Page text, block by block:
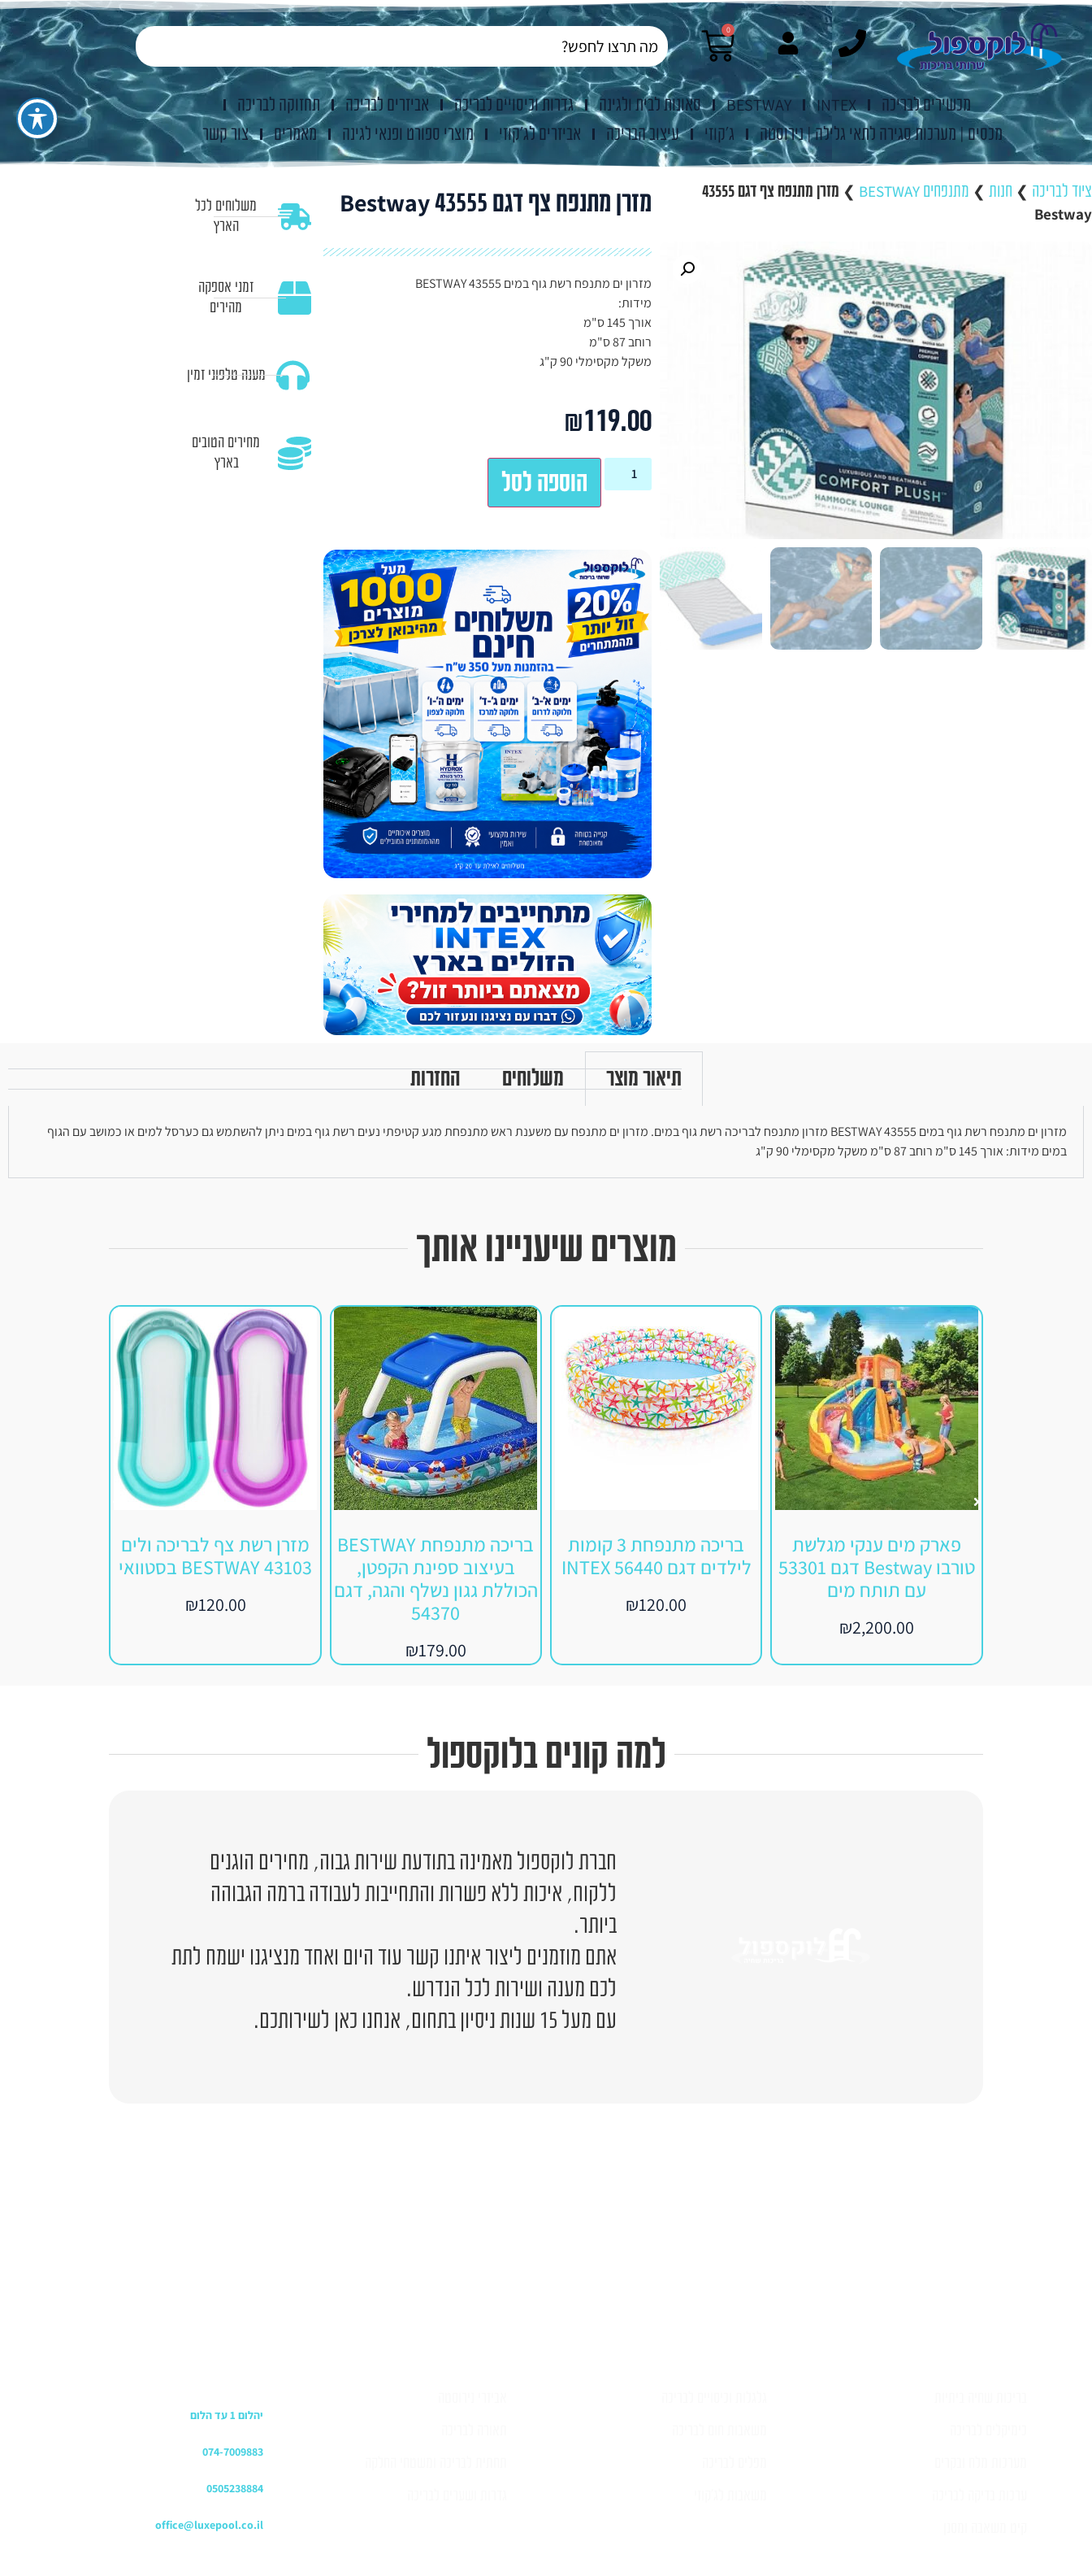
0
מכשירים לבריכה INTEX
BESTWAY סאונות לבית ולגינה גדרות וכיסויים לבריכה אביזרים לבריכה
תחזוקה לבריכה
מכסים | מערכות סגירה לתאי גלילה | נירוסטה
ג'קוזי עיצוב הבריכה אביזרים לג'קוזי מוצרי ספורט ופנאי לגינה מאמרים צור קשר
ציוד לבריכה ❯ חנות ❯ מתנפחים BESTWAY ❯
מזרן מתנפח צף דגם 43555
Bestway
מזרן מתנפח צף דגם 43555 Bestway
מזרון ים מתנפח רשת גוף במים BESTWAY 43555
מידות:
אורך 145 ס"מ
רוחב 87 ס"מ
משקל מקסימלי 90 ק"ג
₪119.00
הוספה לסל
משלוחים לכל
הארץ
זמני אספקה
מהירים
מענה טלפוני זמין
מחירים הטובים
בארץ
תיאור מוצר משלוחים החזרות
מזרון ים מתנפח רשת גוף במים BESTWAY 43555 מזרון מתנפח לבריכה רשת גוף במים. מזרון ים מתנפח עם משענת ראש מתנפחת מגע קטיפתי נעים רשת גוף במים ניתן להשתמש גם כערסל למים או כמושב עם הגוף
במים מידות: אורך 145 ס"מ רוחב 87 ס"מ משקל מקסימלי 90 ק"ג
מוצרים שיעניינו אותך
פארק מים ענקי מגלשת
טורבו Bestway דגם 53301
עם תותח מים
₪2,200.00
בריכה מתנפחת 3 קומות
לילדים דגם 56440 INTEX
₪120.00
בריכה מתנפחת BESTWAY
בעיצוב ספינת הקפטן,
הכוללת גגון נשלף והגה, דגם
54370
₪179.00
מזרן רשת צף לבריכה ולים
BESTWAY 43103 בסטוואי
₪120.00
למה קונים בלוקספול
חברת לוקספול מאמינה בתודעת שירות גבוה, מחירים הוגנים
ללקוח, איכות ללא פשרות והתחייבות לעבודה ברמה הגבוהה
ביותר.
אתם מוזמנים ליצור איתנו קשר עוד היום ואחד מנציגנו ישמח לתת
לכם מענה ושירות לכל הנדרש.
עם מעל 15 שנות ניסיון בתחום, אנחנו כאן לשירותכם.
יהלום 1 עד הלום
074-7009883
0505238884
office@luxepool.co.il